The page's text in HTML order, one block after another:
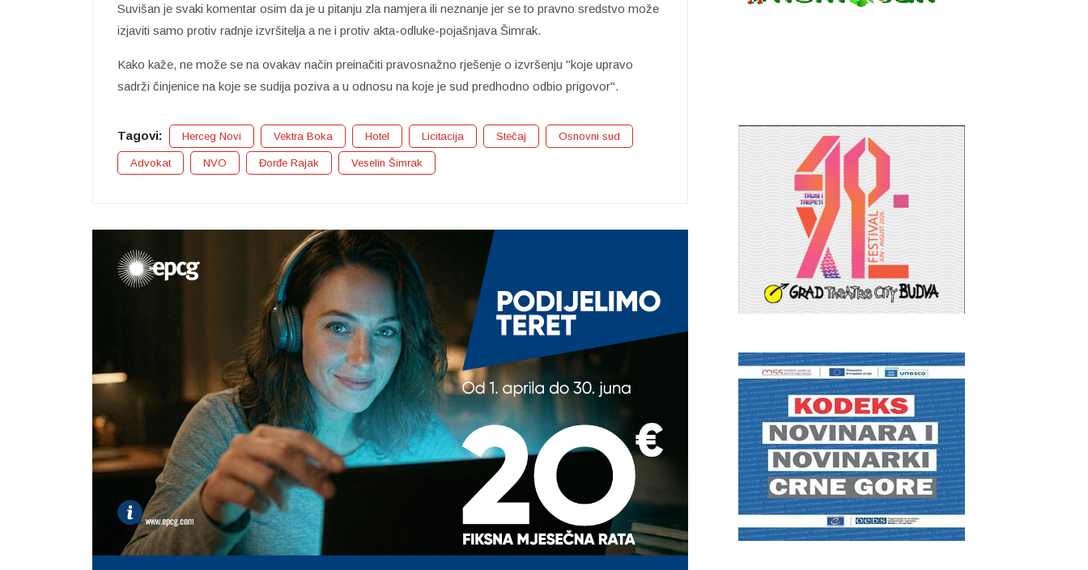
Suvišan je svaki komentar osim da je u pitanju zla namjera ili neznanje jer se to pravno sredstvo može
izjaviti samo protiv radnje izvršitelja a ne i protiv akta-odluke-pojašnjava Šimrak.
Kako kaže, ne može se na ovakav način preinačiti pravosnažno rješenje o izvršenju "koje upravo
sadrži činjenice na koje se sudija poziva a u odnosu na koje je sud predhodno odbio prigovor".
Tagovi: Herceg Novi Vektra Boka Hotel Licitacija Stečaj Osnovni sud
Advokat NVO Đorđe Rajak Veselin Šimrak